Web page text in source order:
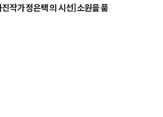
작가 정은택 의 시선] 소원을 품